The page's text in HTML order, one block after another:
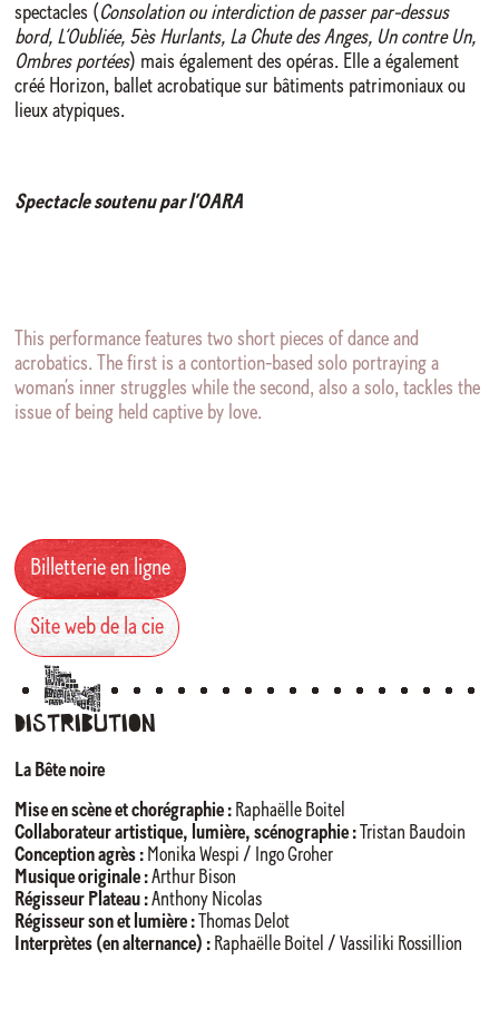
spectacles ( Consolation ou interdiction de passer par-dessus
bord, L’Oubliée, 5ès Hurlants, La Chute des Anges, Un contre Un,
Ombres portées) mais également des opéras. Elle a également
créé Horizon, ballet acrobatique sur bâtiments patrimoniaux ou
lieux atypiques.
Spectacle soutenu par l’OARA
This performance features two short pieces of dance and
acrobatics. The first is a contortion-based solo portraying a
woman’s inner struggles while the second, also a solo, tackles the
issue of being held captive by love.
Billetterie en ligne
Site web de la cie
Distribution
La Bête noire
Mise en scène et chorégraphie : Raphaëlle Boitel
Collaborateur artistique, lumière, scénographie :Tristan Baudoin
Conception agrès : Monika Wespi / Ingo Groher
Musique originale :Arthur Bison
Régisseur Plateau :Anthony Nicolas
Régisseur son et lumière :Thomas Delot
Interprètes (en alternance) : Raphaëlle Boitel / Vassiliki Rossillion